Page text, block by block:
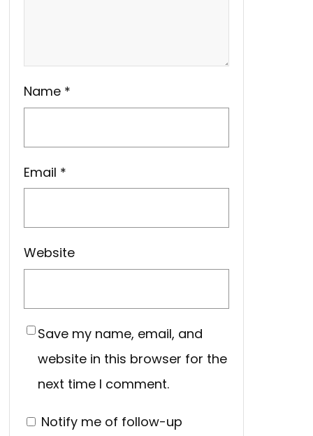
Name *
Email *
Website
Save my name, email, and
website in this browser for the
next time I comment.
Notify me of follow-up